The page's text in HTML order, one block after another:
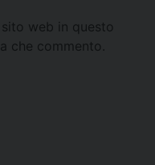
web in questo
che commento.